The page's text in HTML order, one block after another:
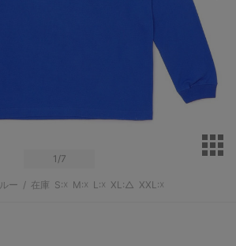
1 /7
ー / 在庫 S:☓ M:☓ L:☓ XL:△ XXL:☓